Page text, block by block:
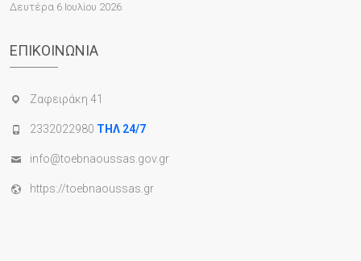
Δευτέρα 6 Ιουλίου 2026
ΕΠΙΚΟΙΝΩΝΊΑ
Ζαφειράκη 41
2332022980 ΤΗΛ 24/7
info@toebnaoussas.gov.gr
https://toebnaoussas.gr